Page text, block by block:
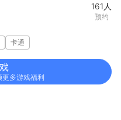
161 人
预约
卡通
多游戏福利